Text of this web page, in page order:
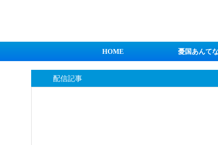
HOME 憂国あんて
配信記事